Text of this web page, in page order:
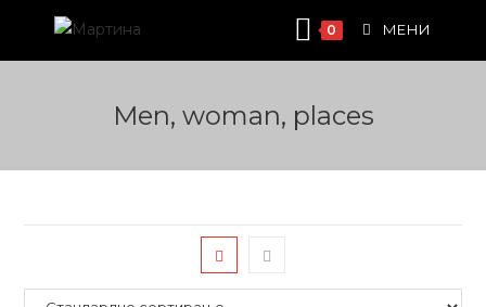
content
0 МЕНИ
Men, woman, places